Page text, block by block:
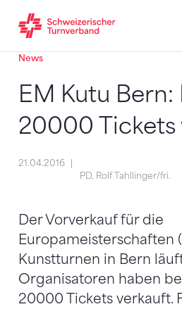
Zum Inhalt springen
Zur Sitemap navigieren
Zum Navigieren dieser Seite
News
EM Kutu Bern:
20000 Tickets
21.04.2016
PD, Rolf Tahllinger/fri.
Der Vorverkauf für die
Europameisterschaften
Kunstturnen in Bern
Organisatoren haben
20000 Tickets verkauft.